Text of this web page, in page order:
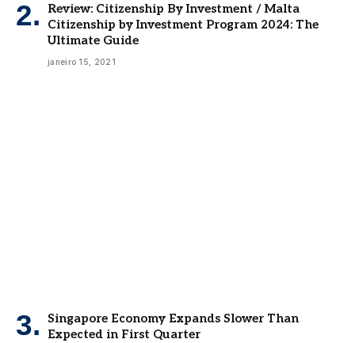
Review: Citizenship By Investment / Malta
Citizenship by Investment Program 2024: The
Ultimate Guide
janeiro 15, 2021
Singapore Economy Expands Slower Than
Expected in First Quarter